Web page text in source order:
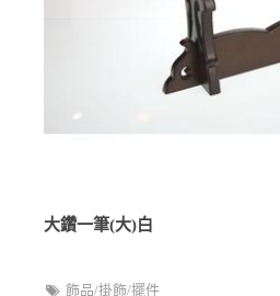
大鑽一筆(大)白
飾品/掛飾/擺件